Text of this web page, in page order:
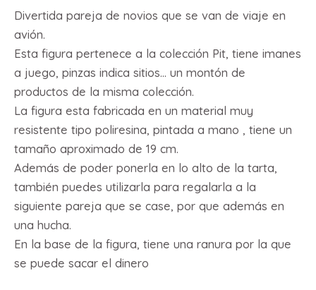
Divertida pareja de novios que se van de viaje en
avión.
Esta figura pertenece a la colección Pit, tiene imanes
a juego, pinzas indica sitios… un montón de
productos de la misma colección.
La figura esta fabricada en un material muy
resistente tipo poliresina, pintada a mano , tiene un
tamaño aproximado de 19 cm.
Además de poder ponerla en lo alto de la tarta,
también puedes utilizarla para regalarla a la
siguiente pareja que se case, por que además en
una hucha.
En la base de la figura, tiene una ranura por la que
se puede sacar el dinero